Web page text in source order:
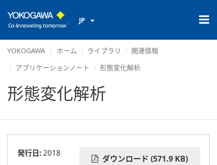
JP
YOKOGAWA ホーム ライブラリ
関連情報
アプリケーションノート
形態変化解析
形態変化解析
ダウンロード (571.9 KB)
発行日:2018